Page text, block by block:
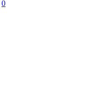
0